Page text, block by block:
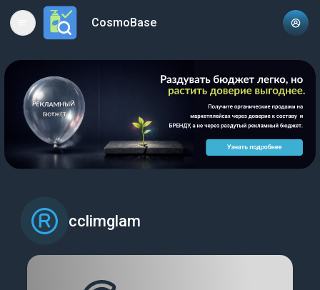
Open main menuCosmoBase
cclimglam